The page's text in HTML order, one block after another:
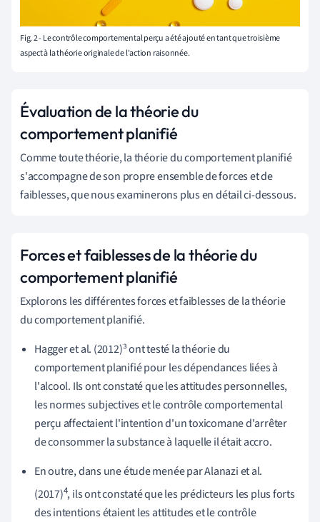
Fig. 2 - Le contrôle comportemental perçu a été ajouté en tant que troisième
aspect à la théorie originale de l'action raisonnée.
Évaluation de la théorie du
comportement planifié
Comme toute théorie, la théorie du comportement planifié
s'accompagne de son propre ensemble de forces et de
faiblesses, que nous examinerons plus en détail ci-dessous.
Forces et faiblesses de la théorie du
comportement planifié
Explorons les différentes forces et faiblesses de la théorie
du comportement planifié.
Hagger et al. (2012)³ont testé la théorie du
comportement planifié pour les dépendances liées à
l'alcool. Ils ont constaté que les attitudes personnelles,
les normes subjectives et le contrôle comportemental
perçu affectaient l'intention d'un toxicomane d'arrêter
de consommer la substance à laquelle il était accro.
En outre, dans une étude menée par Alanazi et al.
(2017)4, ils ont constaté que les prédicteurs les plus forts
des intentions étaient les attitudes et le contrôle